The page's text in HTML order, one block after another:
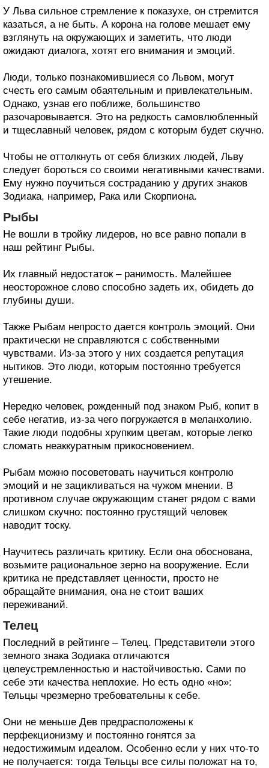
У Льва сильное стремление к показухе, он стремится
казаться, а не быть. А корона на голове мешает ему
взглянуть на окружающих и заметить, что люди
ожидают диалога, хотят его внимания и эмоций.
Люди, только познакомившиеся со Львом, могут
счесть его самым обаятельным и привлекательным.
Однако, узнав его поближе, большинство
разочаровывается. Это на редкость самовлюбленный
и тщеславный человек, рядом с которым будет скучно.
Чтобы не оттолкнуть от себя близких людей, Льву
следует бороться со своими негативными качествами.
Ему нужно поучиться состраданию у других знаков
Зодиака, например, Рака или Скорпиона.
Рыбы
Не вошли в тройку лидеров, но все равно попали в
наш рейтинг Рыбы.
Их главный недостаток – ранимость. Малейшее
неосторожное слово способно задеть их, обидеть до
глубины души.
Также Рыбам непросто дается контроль эмоций. Они
практически не справляются с собственными
чувствами. Из-за этого у них создается репутация
нытиков. Это люди, которым постоянно требуется
утешение.
Нередко человек, рожденный под знаком Рыб, копит в
себе негатив, из-за чего погружается в меланхолию.
Такие люди подобны хрупким цветам, которые легко
сломать неаккуратным прикосновением.
Рыбам можно посоветовать научиться контролю
эмоций и не зацикливаться на чужом мнении. В
противном случае окружающим станет рядом с вами
слишком скучно: постоянно грустящий человек
наводит тоску.
Научитесь различать критику. Если она обоснована,
возьмите рациональное зерно на вооружение. Если
критика не представляет ценности, просто не
обращайте внимания, она не стоит ваших
переживаний.
Телец
Последний в рейтинге – Телец. Представители этого
земного знака Зодиака отличаются
целеустремленностью и настойчивостью. Сами по
себе эти качества неплохие. Но есть одно «но»:
Тельцы чрезмерно требовательны к себе.
Они не меньше Дев предрасположены к
перфекционизму и постоянно гонятся за
недостижимым идеалом. Особенно если у них что-то
не получается: тогда Тельцы все силы положат на то,